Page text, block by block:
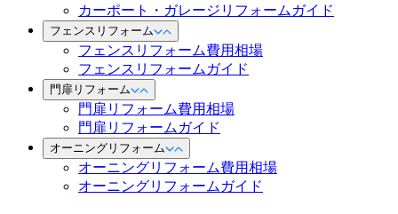
カーポート・ガレージリフォームガイド
フェンスリフォーム
フェンスリフォーム費用相場
フェンスリフォームガイド
門扉リフォーム
門扉リフォーム費用相場
門扉リフォームガイド
オーニングリフォーム
オーニングリフォーム費用相場
オーニングリフォームガイド